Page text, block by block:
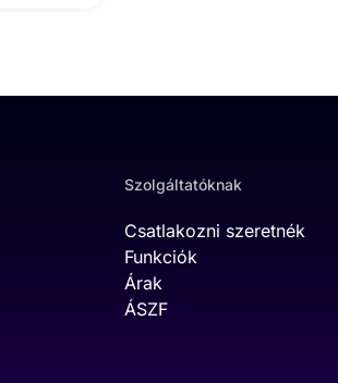
Szolgáltatóknak
Csatlakozni szeretnék
Funkciók
Árak
ÁSZF